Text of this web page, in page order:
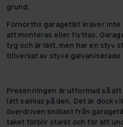
grund.
Fornorths garagetält kräver
att monteras eller flyttas.
tyg och är lätt, men har en styv
tillverkat av styva galvaniserade
Presenningen är utformad så
lätt samlas på den. Det är dock
överdriven snölast från
taket förblir starkt och för att